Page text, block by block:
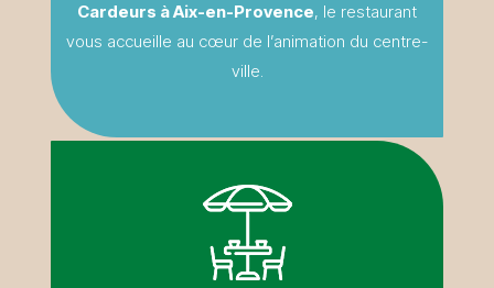
Cardeurs à Aix-en-Provence, le restaurant
vous accueille au cœur de l’animation du centre-
ville.